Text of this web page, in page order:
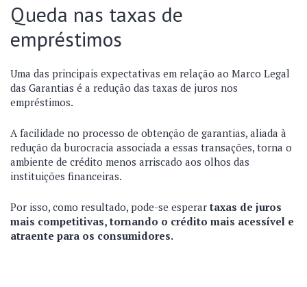
Queda nas taxas de
empréstimos
Uma das principais expectativas em relação ao Marco Legal
das Garantias é a redução das taxas de juros nos
empréstimos.
A facilidade no processo de obtenção de garantias, aliada à
redução da burocracia associada a essas transações, torna o
ambiente de crédito menos arriscado aos olhos das
instituições financeiras.
Por isso, como resultado, pode-se esperartaxas de juros
mais competitivas, tornando o crédito mais acessível e
atraente para os consumidores.